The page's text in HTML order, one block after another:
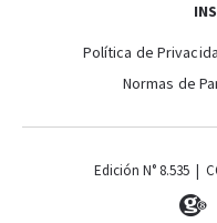
Política de
Normas de
Edición N° 8.535 |